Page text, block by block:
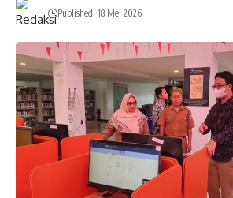
Published: 18 Mei 2026